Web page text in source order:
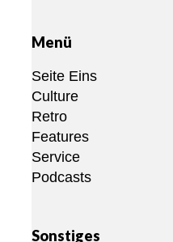
Menü
Seite Eins
Culture
Retro
Features
Service
Podcasts
Sonstiges